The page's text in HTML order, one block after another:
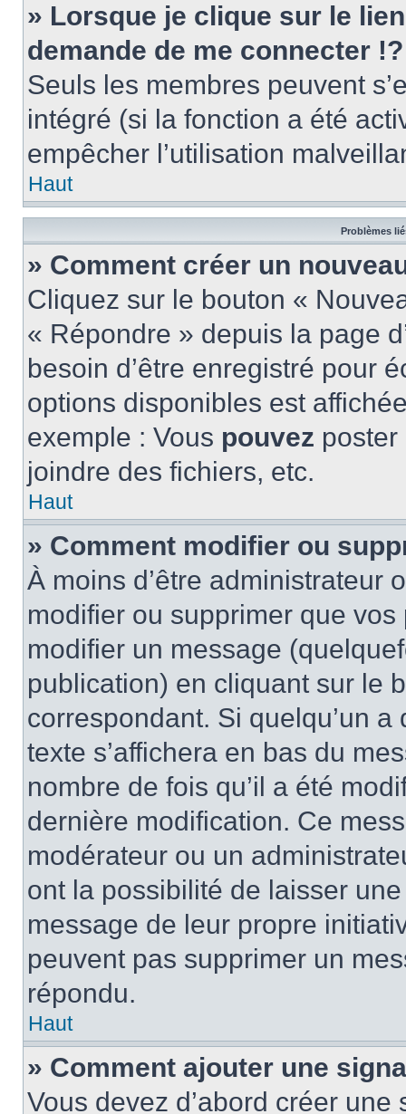
» Lorsque je clique sur le
demande de me connecter !?
Seuls les membres peuvent
intégré (si la fonction a été
empêcher l’utilisation
Haut
Problèmes
» Comment créer un
Cliquez sur le bouton «
« Répondre » depuis la page
besoin d’être enregistré pour
options disponibles est
exemple : Vous pouvez
joindre des fichiers, etc.
Haut
» Comment modifier ou
À moins d’être administrateur
modifier ou supprimer que
modifier un message
publication) en cliquant sur le
correspondant. Si quelqu’un
texte s’affichera en bas du
nombre de fois qu’il a été
dernière modification. Ce
modérateur ou un
ont la possibilité de laisser
message de leur propre
peuvent pas supprimer un
répondu.
Haut
» Comment ajouter une
Vous devez d’abord créer